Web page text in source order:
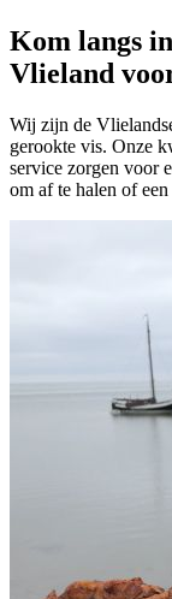
Kom langs
Vlieland
Wij zijn de
gerookte vis. Onze
service zorgen voor
om af te halen of een